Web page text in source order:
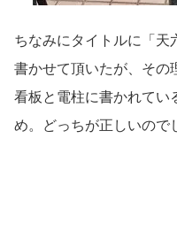
ちなみにタイトルに「天
書かせて頂いたが、その
看板と電柱に書かれてい
め。どっちが正しいので